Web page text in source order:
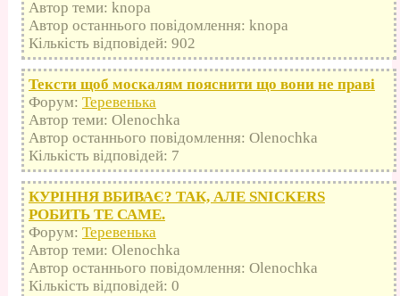
Автор теми: knopa
Автор останнього повідомлення: knopa
Кількість відповідей: 902
Тексти щоб москалям пояснити що вони не праві
Форум: Теревенька
Автор теми: Olenochka
Автор останнього повідомлення: Olenochka
Кількість відповідей: 7
КУРІННЯ ВБИВАЄ? ТАК, АЛЕ SNICKERS
РОБИТЬ ТЕ САМЕ.
Форум: Теревенька
Автор теми: Olenochka
Автор останнього повідомлення: Olenochka
Кількість відповідей: 0